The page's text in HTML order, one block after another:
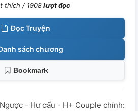
thích / 1908lượt đọc
Đọc Truyện
sách chương
Bookmark
- Hư cấu - H+ Couple chính: